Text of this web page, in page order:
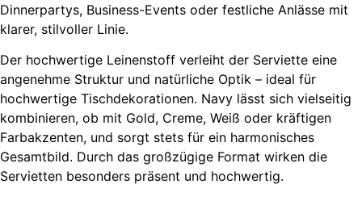
Dinnerpartys, Business-Events oder festliche Anlässe mit
klarer, stilvoller Linie.
Der hochwertige Leinenstoff verleiht der Serviette eine
angenehme Struktur und natürliche Optik – ideal für
hochwertige Tischdekorationen. Navy lässt sich vielseitig
kombinieren, ob mit Gold, Creme, Weiß oder kräftigen
Farbakzenten, und sorgt stets für ein harmonisches
Gesamtbild. Durch das großzügige Format wirken die
Servietten besonders präsent und hochwertig.